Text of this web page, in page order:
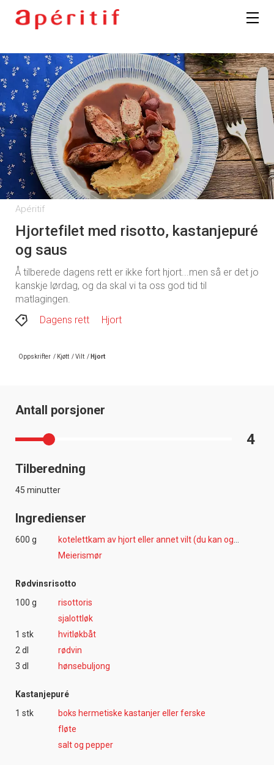
Apéritif
Hjortefilet med risotto, kastanjepuré
og saus
Å tilberede dagens rett er ikke fort hjort...men så er det jo
kanskje lørdag, og da skal vi ta oss god tid til
matlagingen.
Dagens rett
Hjort
Oppskrifter / Kjøtt /Vilt / Hjort
Antall porsjoner
4
Tilberedning
45 minutter
Ingredienser
600 g
Meierismør
Rødvinsrisotto
100 g
risottoris
sjalottløk
1 stk
hvitløkbåt
2 dl
rødvin
3 dl
hønsebuljong
Kastanjepuré
1 stk
boks hermetiske kastanjer eller ferske
fløte
salt og pepper